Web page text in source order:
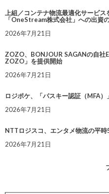
上組／コンテナ物流最適化サービ
「OneStream株式会社」への出資
2026年7月21日
ZOZO、BONJOUR SAGANの自
ZOZO」を提供開始
2026年7月21日
ロジポケ、「パスキー認証（MFA）
2026年7月21日
NTTロジスコ、エンタメ物流の平
2026年7月21日